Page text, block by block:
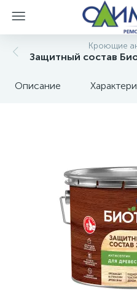
Кроющие
Защитный состав
Описание